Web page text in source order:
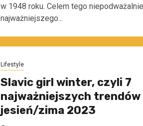
w 1948 roku. Celem tego niepodważalnie
najważniejszego...
Lifestyle
Slavic girl winter, czyli 7
najważniejszych trendów
jesień/zima 2023